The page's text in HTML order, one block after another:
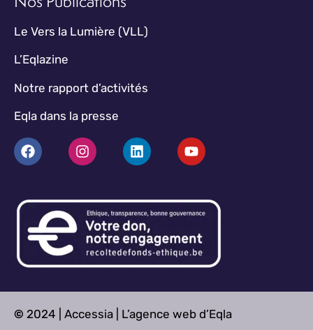
Le Vers la Lumière (VLL)
L’Eqlazine
Notre rapport d’activités
Eqla dans la presse
© 2024 | Accessia | L’agence web d’Eqla